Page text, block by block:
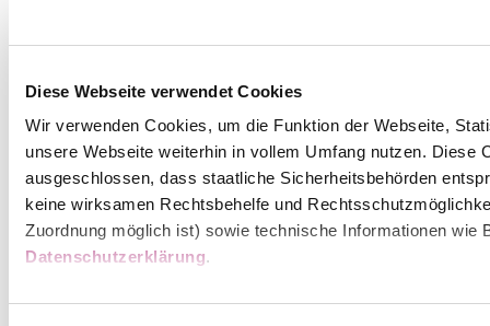
Diese Webseite verwendet Cookies
Wir verwenden Cookies, um die Funktion der Webseite,
unsere Webseite weiterhin in vollem Umfang nutzen.
ausgeschlossen, dass staatliche Sicherheitsbehörden
keine wirksamen Rechtsbehelfe und
Zuordnung möglich ist) sowie technische Informationen
Datenschutzerklärung.